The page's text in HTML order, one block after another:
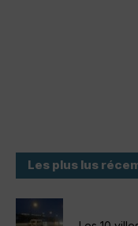
Les plus lus